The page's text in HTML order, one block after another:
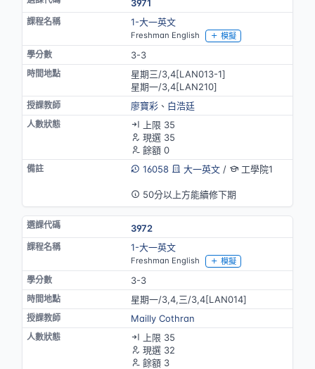
3971
1-大一英文
Freshman English 模擬
3-3
星期三/3,4[LAN013-1]
星期一/3,4[LAN210]
廖寶彩、 白浩廷
上限 35
現選 35
餘額 0
16058
大一英文/ 工學院1
50分以上方能續修下期
3972
1-大一英文
Freshman English 模擬
3-3
星期一/3,4,三/3,4[LAN014]
Mailly Cothran
上限 35
現選 32
餘額 3